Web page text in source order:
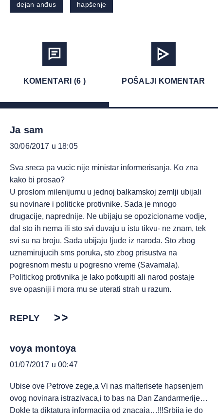
dejan anđus hapšenje
KOMENTARI (6 ) POŠALJI KOMENTAR
Ja sam
30/06/2017 u 18:05
Sva sreca pa vucic nije ministar informerisanja. Ko zna
kako bi prosao?
U proslom milenijumu u jednoj balkamskoj zemlji ubijali
su novinare i politicke protivnike. Sada je mnogo
drugacije, naprednije. Ne ubijaju se opozicionarne vodje,
dal sto ih nema ili sto svi duvaju u istu tikvu- ne znam, tek
svi su na broju. Sada ubijaju ljude iz naroda. Sto zbog
uznemirujucih sms poruka, sto zbog prisustva na
pogresnom mestu u pogresno vreme (Savamala).
Politickog protivnika je lako potkupiti ali narod postaje
sve opasniji i mora mu se uterati strah u razum.
REPLY
voya montoya
01/07/2017 u 00:47
Ubise ove Petrove zege,a Vi nas malterisete hapsenjem
ovog novinara istrazivaca,i to bas na Dan Zandarmerije…
Dokle ta diktatura informacija od znacaja…!!!Srbija je do